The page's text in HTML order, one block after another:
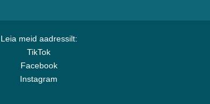
Leia meid aadressilt:
TikTok
Facebook
Instagram